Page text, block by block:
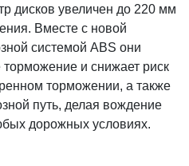
дисков увеличен до 220 мм
Вместе с новой
системой ABS они
и снижает риск
торможении, а также
путь, делая вождение
дорожных условиях.